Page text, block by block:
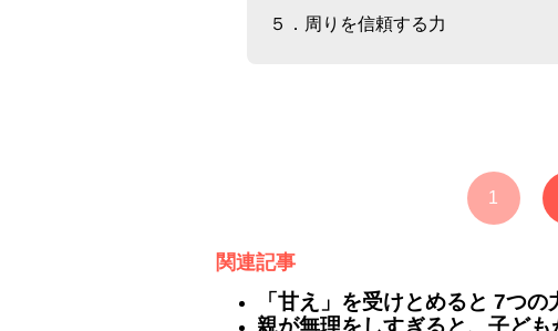
５．周りを信頼する力
1
関連記事
「甘え」を受けとめると 7つの
親が無理をしすぎると、子ど